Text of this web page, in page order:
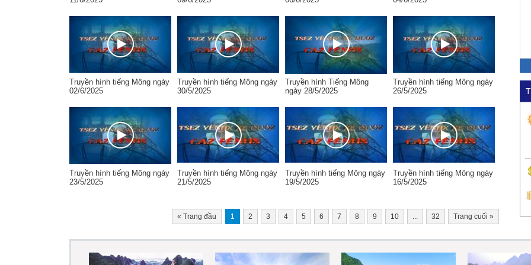
Truyền hình tiếng Mông ngày
02/6/2025
Truyền hình tiếng Mông ngày
30/5/2025
Truyền hình Tiếng Mông
ngày 28/5/2025
Truyền hình tiếng Mông ngày
26/5/2025
Truyền hình tiếng Mông ngày
23/5/2025
Truyền hình tiếng Mông ngày
21/5/2025
Truyền hình tiếng Mông ngày
19/5/2025
Truyền hình tiếng Mông ngày
16/5/2025
« Trang đầu 1 2 3 4 5 6 7 8 9 10 ... 32 Trang cuối »